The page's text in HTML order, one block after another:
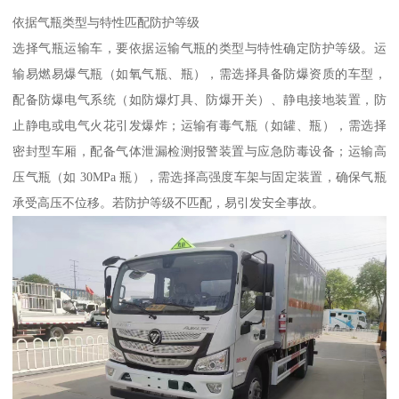
依据气瓶类型与特性匹配防护等级​
选择气瓶运输车，要依据运输气瓶的类型与特性确定防护等级。运
输易燃易爆气瓶（如氧气瓶、瓶），需选择具备防爆资质的车型，
配备防爆电气系统（如防爆灯具、防爆开关）、静电接地装置，防
止静电或电气火花引发爆炸；运输有毒气瓶（如罐、瓶），需选择
密封型车厢，配备气体泄漏检测报警装置与应急防毒设备；运输高
压气瓶（如 30MPa 瓶），需选择高强度车架与固定装置，确保气瓶
承受高压不位移。若防护等级不匹配，易引发安全事故。​